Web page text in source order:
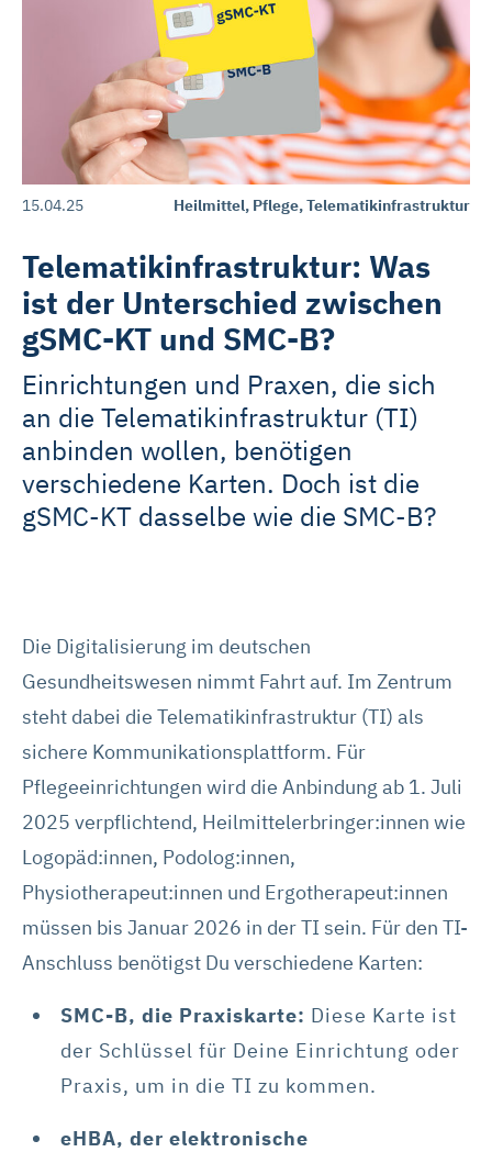
Pflegesoftware
Pflege-App
Vorfinanzierung
Rehasport & Funktionstraining
15.04.25 Heilmittel, Pflege, Telematikinfrastruktur
Telematikinfrastruktur: Was
ist der Unterschied zwischen
gSMC-KT und SMC-B?
Einrichtungen und Praxen, die sich
an die Telematikinfrastruktur (TI)
anbinden wollen, benötigen
verschiedene Karten. Doch ist die
gSMC-KT dasselbe wie die SMC-B?
Die Digitalisierung im deutschen
Gesundheitswesen nimmt Fahrt auf. Im Zentrum
steht dabei die Telematikinfrastruktur (TI) als
sichere Kommunikationsplattform. Für
Pflegeeinrichtungen wird die Anbindung ab 1. Juli
2025 verpflichtend, Heilmittelerbringer:innen wie
Logopäd:innen, Podolog:innen,
Physiotherapeut:innen und Ergotherapeut:innen
müssen bis Januar 2026 in der TI sein. Für den TI-
Anschluss benötigst Du verschiedene Karten:
SMC-B, die Praxiskarte: Diese Karte ist
der Schlüssel für Deine Einrichtung oder
Praxis, um in die TI zu kommen.
eHBA, der elektronische